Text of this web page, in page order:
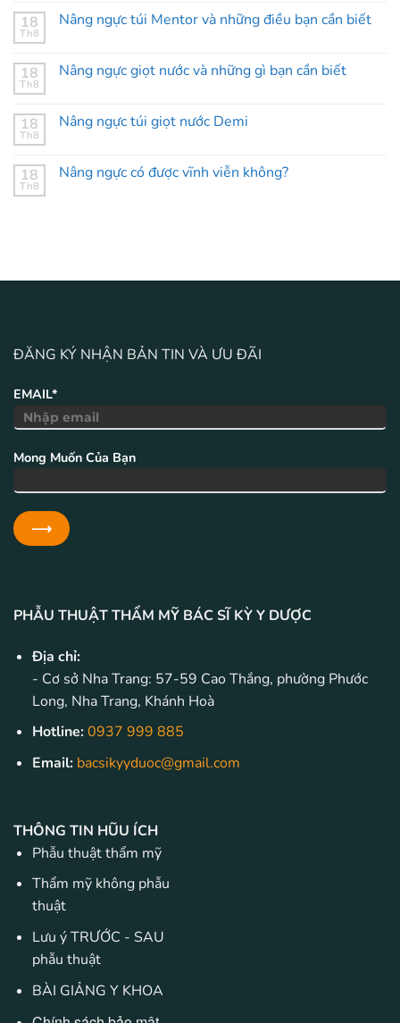
18
Th8
Nâng ngực túi Mentor và những điều bạn cần biết
18
Th8
Nâng ngực giọt nước và những gì bạn cần biết
18
Th8
Nâng ngực túi giọt nước Demi
18
Th8
Nâng ngực có được vĩnh viễn không?
ĐĂNG KÝ NHẬN BẢN TIN VÀ ƯU ĐÃI
EMAIL*
Mong Muốn Của Bạn
PHẪU THUẬT THẨM MỸ BÁC SĨ KỲ Y DƯỢC
Địa chỉ:
- Cơ sở Nha Trang: 57-59 Cao Thắng, phường Phước
Long, Nha Trang, Khánh Hoà
Hotline:0937 999 885
Email: bacsikyyduoc@gmail.com
THÔNG TIN HŨU ÍCH
Phẫu thuật thẩm mỹ
Thẩm mỹ không phẫu
thuật
Lưu ý TRƯỚC - SAU
phẫu thuật
BÀI GIẢNG Y KHOA